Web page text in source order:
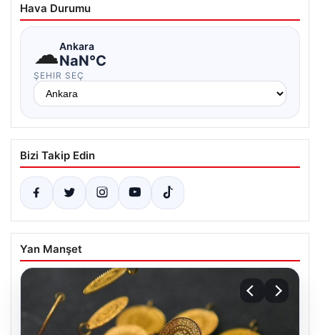
Hava Durumu
☁Ankara
NaN°C
ŞEHIR SEÇ
Bizi Takip Edin
Yan Manşet